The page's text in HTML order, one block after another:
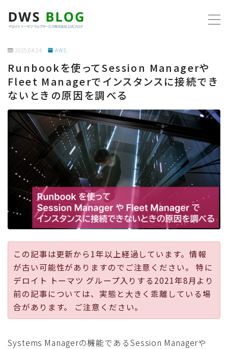
ホーム
AWS
プログラミング
ビジネス
リモートワーク
社内制度
採用
公式ページ
2025.04.24 AWS
Runbookを使ってSession Managerや
Fleet Managerでインスタンスに接続でき
ないときの原因を調べる
この記事は更新から1年以上経過しています。情報
が古い可能性がありますのでご注意ください。 特に
デロイト トーマツ グループ入りする2021年8月より
前の記事については、実態と大きく乖離している場
合があります。 ご注意ください。
Systems Managerの機能であるSession Managerや